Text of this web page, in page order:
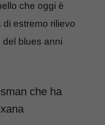
che oggi è
estremo rilievo
del blues anni
che ha